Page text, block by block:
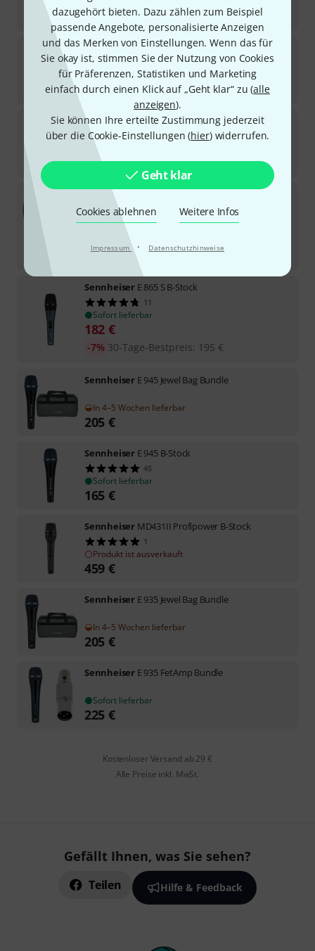
dazugehört bieten. Dazu zählen zum Beispiel
passende Angebote, personalisierte Anzeigen
und das Merken von Einstellungen. Wenn das für
Sie okay ist, stimmen Sie der Nutzung von Cookies
für Präferenzen, Statistiken und Marketing
einfach durch einen Klick auf „Geht klar“ zu (alle
anzeigen).
Sie können Ihre erteilte Zustimmung jederzeit
über die Cookie-Einstellungen (hier) widerrufen.
Geht klar
Cookies ablehnen Weitere Infos
Impressum · Datenschutzhinweise
UVP:245,91 €
-21%
Sennheiser E 945 Stand Bundle
Sofort lieferbar
214€
SennheiserE 935 Cable Bundle
Sofort lieferbar
192€
Sennheiser
8
Sofort lieferbar
UVP: 641,71 €
-14%
Sennheiser E 865 S B-Stock
11
Sofort lieferbar
182 €
30-Tage-Bestpreis: 195 €
-7%
Sennheiser E 945 Jewel Bag Bundle
In 4–5 Wochen lieferbar
205 €
Sennheiser E 945 B-Stock
45
Sofort lieferbar
165 €
Sennheiser MD431II Profipower B-Stock
1
Produkt ist ausverkauft
459 €
Sennheiser E 935 Jewel Bag Bundle
In 4–5 Wochen lieferbar
205 €
Sennheiser E 935 FetAmp Bundle
Sofort lieferbar
225 €
Kostenloser Versand ab 29 €
Alle Preise inkl. MwSt.
Gefällt Ihnen, was Sie sehen?
Teilen Hilfe & Feedback